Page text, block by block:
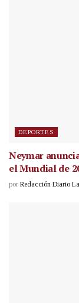
DEPORTES
Neymar
el Mundial de
por Redacción Diario